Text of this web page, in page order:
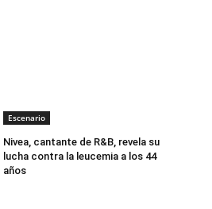
Escenario
Nivea, cantante de R&B, revela su
lucha contra la leucemia a los 44
años